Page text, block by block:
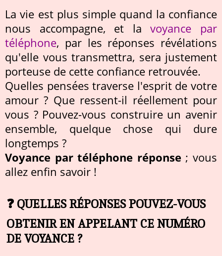
La vie est plus simple quand la confiance
nous accompagne, et lavoyance par
téléphone, par les réponses révélations
qu'elle vous transmettra, sera justement
porteuse de cette confiance retrouvée.
Quelles pensées traverse l'esprit de votre
amour ? Que ressent-il réellement pour
vous ? Pouvez-vous construire un avenir
ensemble, quelque chose qui dure
longtemps ?
Voyance par téléphone réponse ; vous
allez enfin savoir !
❓ QUELLES RÉPONSES POUVEZ-VOUS
OBTENIR EN APPELANT CE NUMÉRO
DE VOYANCE ?